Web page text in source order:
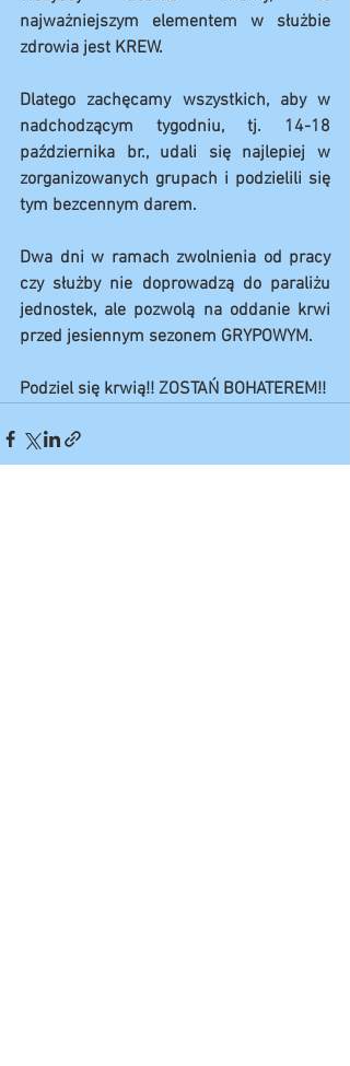
najważniejszym elementem w służbie
zdrowia jest KREW.
Dlatego zachęcamy wszystkich, aby w
nadchodzącym tygodniu, tj. 14-18
października br., udali się najlepiej w
zorganizowanych grupach i podzielili się
tym bezcennym darem.
Dwa dni w ramach zwolnienia od pracy
czy służby nie doprowadzą do paraliżu
jednostek, ale pozwolą na oddanie krwi
przed jesiennym sezonem GRYPOWYM.
Podziel się krwią!! ZOSTAŃ BOHATEREM!!